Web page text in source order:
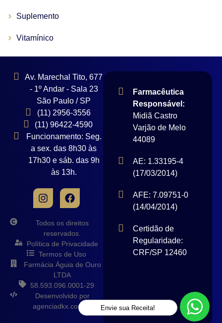
Suplemento
Vitamínico
Av. Marechal Tito, 677
- 1º Andar - Sala 23
São Paulo / SP
(11) 2956-3556
(11) 96422-4590
Funcionamento: Seg.
a sex. das 8h30 às
17h30 e sáb. das 9h
às 13h.
Todos os direitos
reservados.
Política de Privacidade
Termos de Uso
Farmácia Águia de Ouro
LTDA
58.593.096.0001-29
Desenvolvido por
agenciadkx.com.br
Envie sua Receita!
Farmacêutica
Responsável:
Midiã Castro
Varjão de Melo
44089
AE: 1.33195-4
(17/03/2014)
AFE: 7.09751-0
(14/04/2014)
Certidão de
Regularidade:
CRF/SP 12460